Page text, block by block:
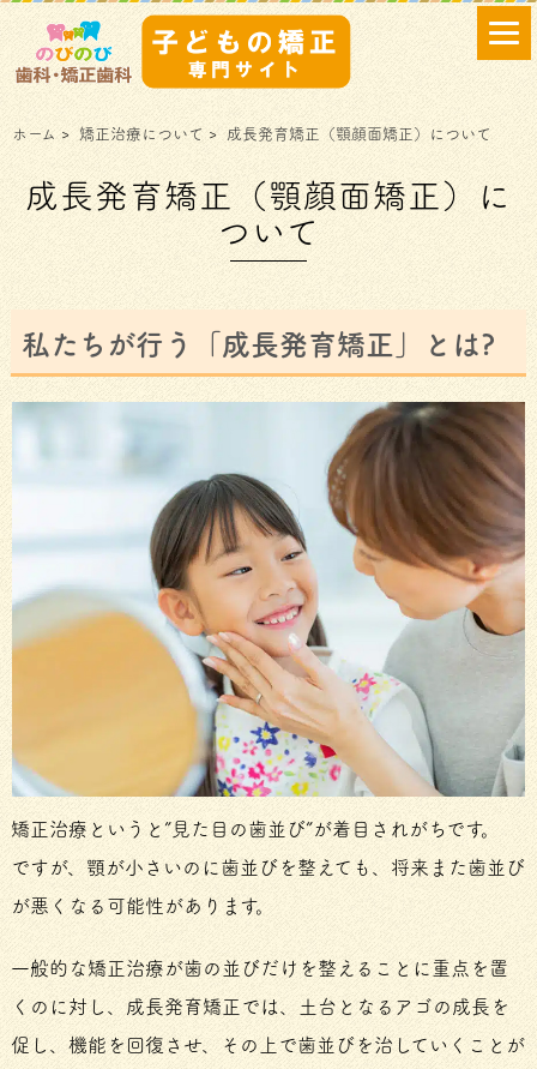
ホーム > 矯正治療について > 成長発育矯正（顎顔面矯正）について
成長発育矯正（顎顔面矯正）に
ついて
私たちが行う「成長発育矯正」とは?
矯正治療というと”見た目の歯並び”が着目されがちです。
ですが、顎が小さいのに歯並びを整えても、将来また歯並び
が悪くなる可能性があります。
一般的な矯正治療が歯の並びだけを整えることに重点を置
くのに対し、成長発育矯正では、土台となるアゴの成長を
促し、機能を回復させ、その上で歯並びを治していくことが